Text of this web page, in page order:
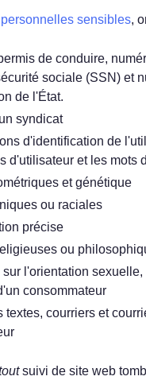
sensibles,
de conduire,
sociale (SSN) et
de l'État.
syndicat
d'identification de
d'utilisateur et les mots
et génétique
ou raciales
précise
ou
sur l'orientation
consommateur
textes, courriers et
suivi de site web